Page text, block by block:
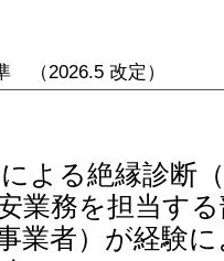
（2026.5 改定）
よる絶縁診断
業務を担当す
業者）が経験